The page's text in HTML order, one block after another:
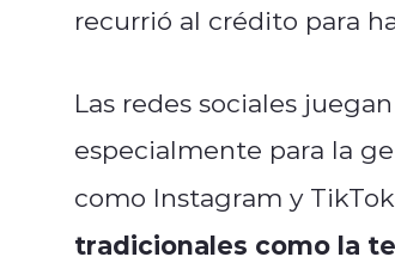
recurrió al crédito para
Las redes sociales
especialmente para la
como Instagram y
tradicionales como la